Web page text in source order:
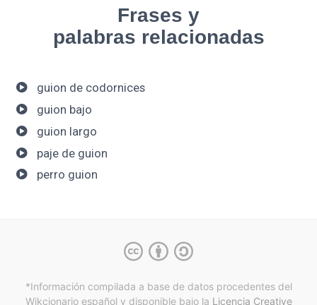
Frases y
palabras relacionadas
guion de codornices
guion bajo
guion largo
paje de guion
perro guion
*Información compilada a base de datos procedentes del
Wikcionario español y disponible bajo la Licencia Creative